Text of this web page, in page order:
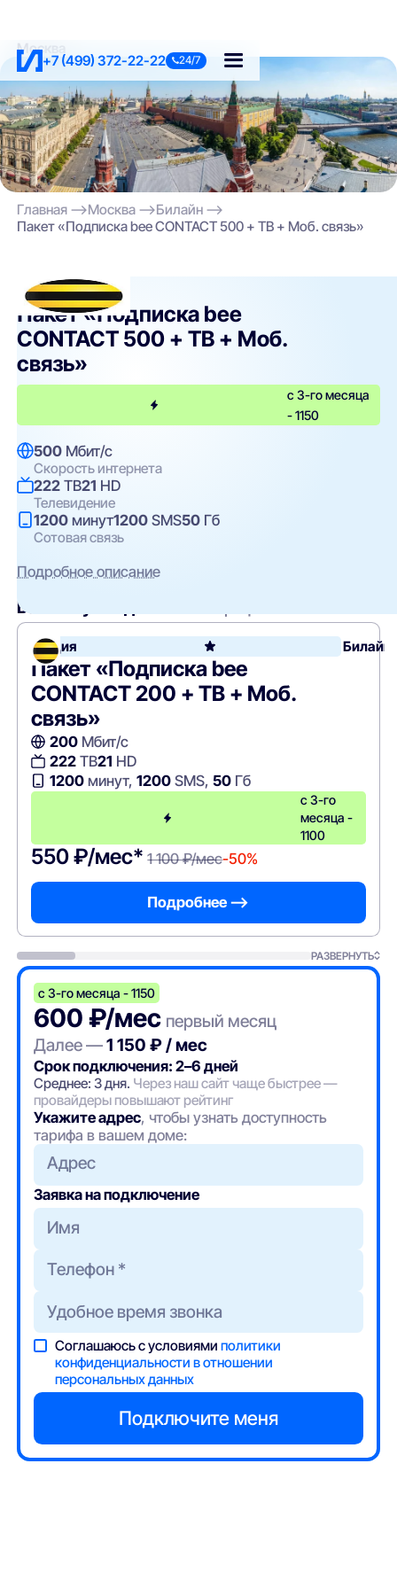
+7 (499) 372-22-22 24/7
Москва
Главная Москва
Билайн
Пакет «Подписка bee CONTACT 500 + ТВ + Моб. связь»
Билайн
Пакет «Подписка bee
CONTACT 500 + ТВ + Моб.
связь»
с 3-го месяца
- 1150
500 Мбит/с
Скорость интернета
222 ТВ21 HD
Телевидение
1200 минут1200 SMS50 Гб
Сотовая связь
Подробное описание
Вам могут подойти
Акция Билайн
Пакет «Подписка bee
CONTACT 200 + ТВ + Моб.
связь»
200Мбит/с
222ТВ21 HD
1200минут, 1200SMS, 50Гб
с 3-го
месяца -
1100
550 ₽/мес* 1 100 ₽/мес-50%
Подробнее —>
РАЗВЕРНУТЬ
с 3-го месяца - 1150
600 ₽/мес первый месяц
Далее —1 150 ₽ / мес
Срок подключения: 2–6 дней
Среднее: 3 дня. Через наш сайт чаще быстрее —
провайдеры повышают рейтинг
Укажите адрес, чтобы узнать доступность
тарифа в вашем доме:
Адрес
Заявка на подключение
Соглашаюсь с условиямиполитики
конфиденциальности в отношении
персональных данных